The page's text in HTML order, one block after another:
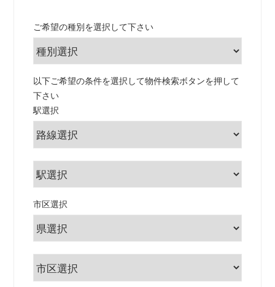
ご希望の種別を選択して下さい
以下ご希望の条件を選択して物件検索ボタンを押して
下さい
駅選択
市区選択